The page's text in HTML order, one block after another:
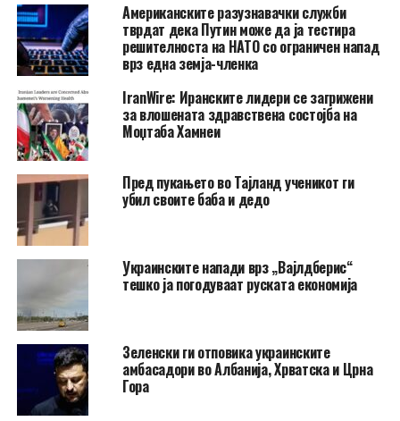
Американските разузнавачки служби
тврдат дека Путин може да ја тестира
решителноста на НАТО со ограничен напад
врз една земја-членка
IranWire: Иранските лидери се загрижени
за влошената здравствена состојба на
Моџтаба Хамнеи
Пред пукањето во Тајланд ученикот ги
убил своите баба и дедо
Украинските напади врз „Вајлдберис“
тешко ја погодуваат руската економија
Зеленски ги отповика украинските
амбасадори во Албанија, Хрватска и Црна
Гора